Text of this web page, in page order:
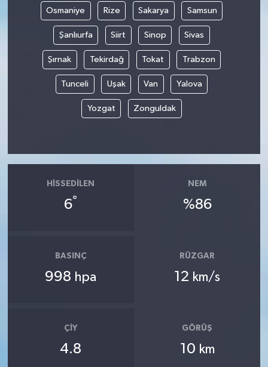
Osmaniye Rize Sakarya Samsun
Şanlıurfa Siirt Sinop Sivas
Şırnak Tekirdağ Tokat Trabzon
Tunceli Uşak Van Yalova
Yozgat Zonguldak
HISSEDILEN
6°
NEM
%86
BASINÇ
998 hpa
RÜZGAR
12 km/s
ÇIY
4.8
GÖRÜŞ
10 km